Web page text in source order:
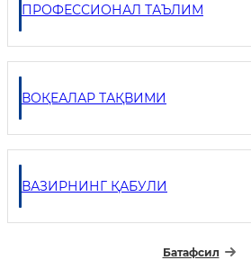
ПРОФЕССИОНАЛ ТАЪЛИМ
ВОҚЕАЛАР ТАҚВИМИ
ВАЗИРНИНГ ҚАБУЛИ
Батафсил